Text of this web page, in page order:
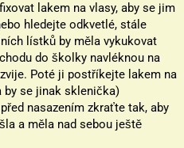
lakem na vlasy, aby se jim
hledejte odkvetlé, stále
lístků by měla vykukovat
do školky navléknou na
Poté ji postříkejte lakem na
by se jinak sklenička)
nasazením zkraťte tak, aby
a měla nad sebou ještě